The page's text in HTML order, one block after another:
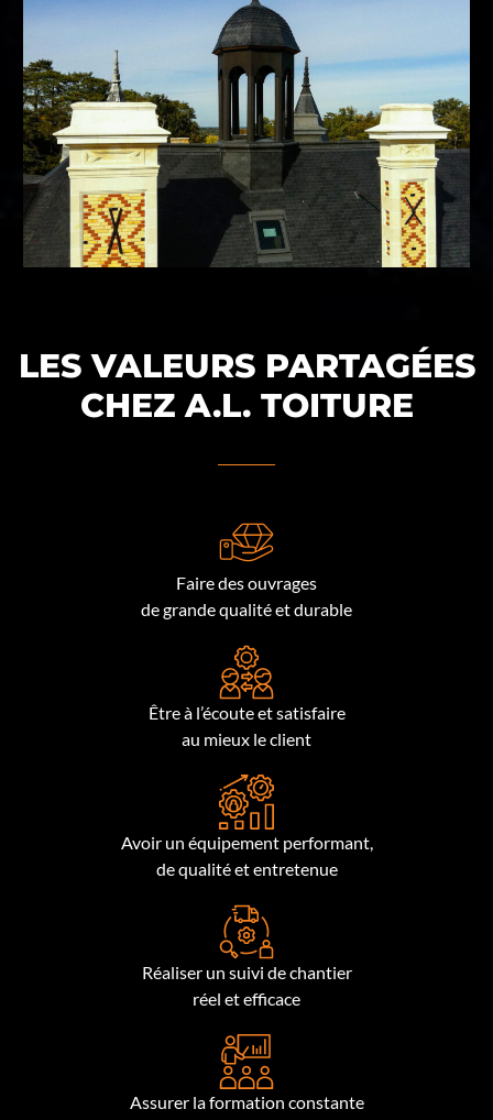
LES VALEURS PARTAGÉES
CHEZ A.L. TOITURE
Faire des ouvrages
de grande qualité et durable
Être à l’écoute et satisfaire
au mieux le client
Avoir un équipement performant,
de qualité et entretenue
Réaliser un suivi de chantier
réel et efficace
Assurer la formation constante